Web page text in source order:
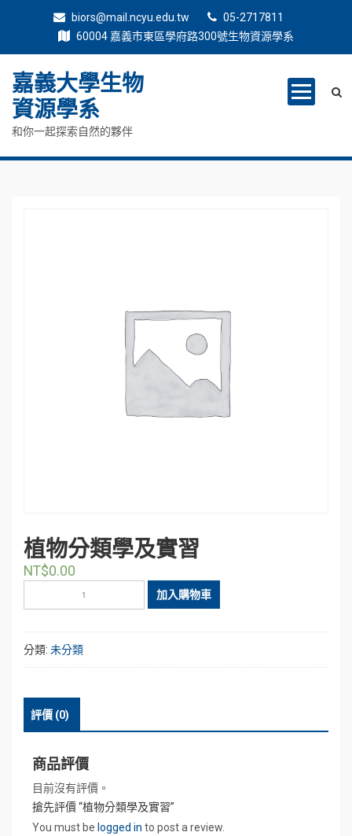
biors@mail.ncyu.edu.tw
05-2717811
60004 嘉義市東區學府路300號生物資源學系
嘉義大學生物
資源學系
和你一起探索自然的夥伴
植物分類學及實習
NT$0.00
物
類
學
習
量
加入購物車
分類: 未分類
評價 (0)
商品評價
目前沒有評價。
搶先評價 “植物分類學及實習”
You must be logged in to post a review.